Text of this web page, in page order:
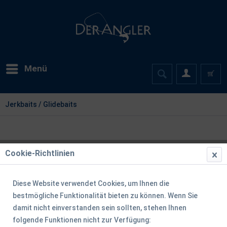
Menü
Jerkbaits / Glidebaits
Cookie-Richtlinien
Diese Website verwendet Cookies, um Ihnen die
bestmögliche Funktionalität bieten zu können. Wenn Sie
damit nicht einverstanden sein sollten, stehen Ihnen
folgende Funktionen nicht zur Verfügung: